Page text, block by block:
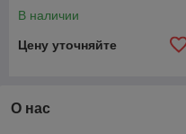
В наличии
Цену уточняйте
О нас